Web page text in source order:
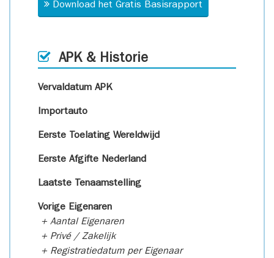
Download het Gratis Basisrapport
APK & Historie
Vervaldatum APK
Importauto
Eerste Toelating Wereldwijd
Eerste Afgifte Nederland
Laatste Tenaamstelling
Vorige Eigenaren
+ Aantal Eigenaren
+ Privé / Zakelijk
+ Registratiedatum per Eigenaar